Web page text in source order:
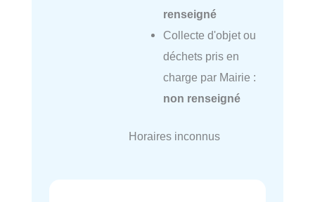
renseigné
Collecte d'objet ou
déchets pris en
charge par Mairie :
non renseigné
Horaires inconnus